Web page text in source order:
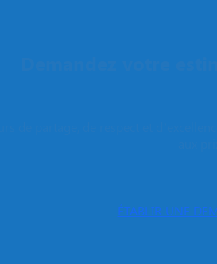
ÉTABLIR UNE